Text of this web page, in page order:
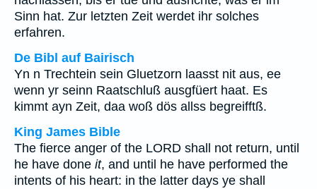
Sinn hat. Zur letzten Zeit werdet ihr solches
erfahren.
De Bibl auf Bairisch
Yn n Trechtein sein Gluetzorn laasst nit aus, ee
wenn yr seinn Raatschluß ausgfüert haat. Es
kimmt ayn Zeit, daa woß dös allss begreifftß.
King James Bible
The fierce anger of the LORD shall not return, until
he have done it, and until he have performed the
intents of his heart: in the latter days ye shall